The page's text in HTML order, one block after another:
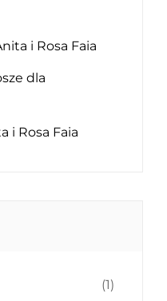
i Rosa Faia
dla
i Rosa Faia
(1)